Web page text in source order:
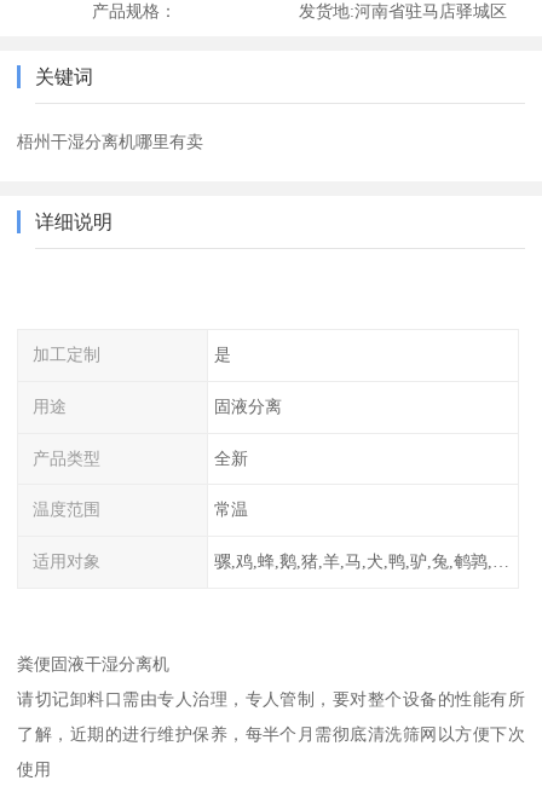
产品规格： 发货地:河南省驻马店驿城区
关键词
梧州干湿分离机哪里有卖
详细说明
加工定制 是
用途 固液分离
产品类型 全新
温度范围 常温
适用对象 骡,鸡,蜂,鹅,猪,羊,马,犬,鸭,驴,兔,鹌鹑,牛,鸽
粪便固液干湿分离机
请切记卸料口需由专人治理，专人管制，要对整个设备的性能有所
了解，近期的进行维护保养，每半个月需彻底清洗筛网以方便下次
使用